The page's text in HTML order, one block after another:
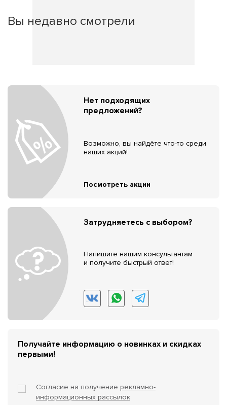
Вы недавно смотрели
Нет подходящих
предложений?
Возможно, вы найдёте что-то среди
наших акций!
Посмотреть акции
Затрудняетесь с выбором?
Напишите нашим консультантам
и получите быстрый ответ!
Получайте информацию о новинках и скидках
первыми!
Согласие на получение рекламно-
информационных рассылок